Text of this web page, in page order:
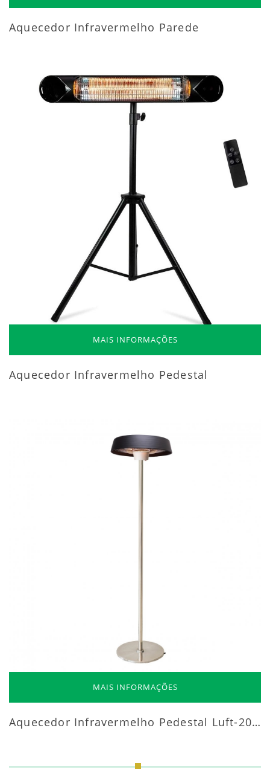
Aquecedor Infravermelho Parede
MAIS INFORMAÇÕES
Aquecedor Infravermelho Pedestal
MAIS INFORMAÇÕES
Aquecedor Infravermelho Pedestal Luft-20000